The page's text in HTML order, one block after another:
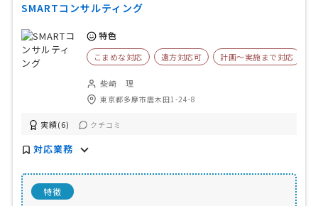
SMARTコンサルティング
特色
こまめな対応 遠方対応可 計画〜実施まで対応
柴崎 理
東京都多摩市唐木田1-24-8
実績(6) クチコミ
対応業務
特徴